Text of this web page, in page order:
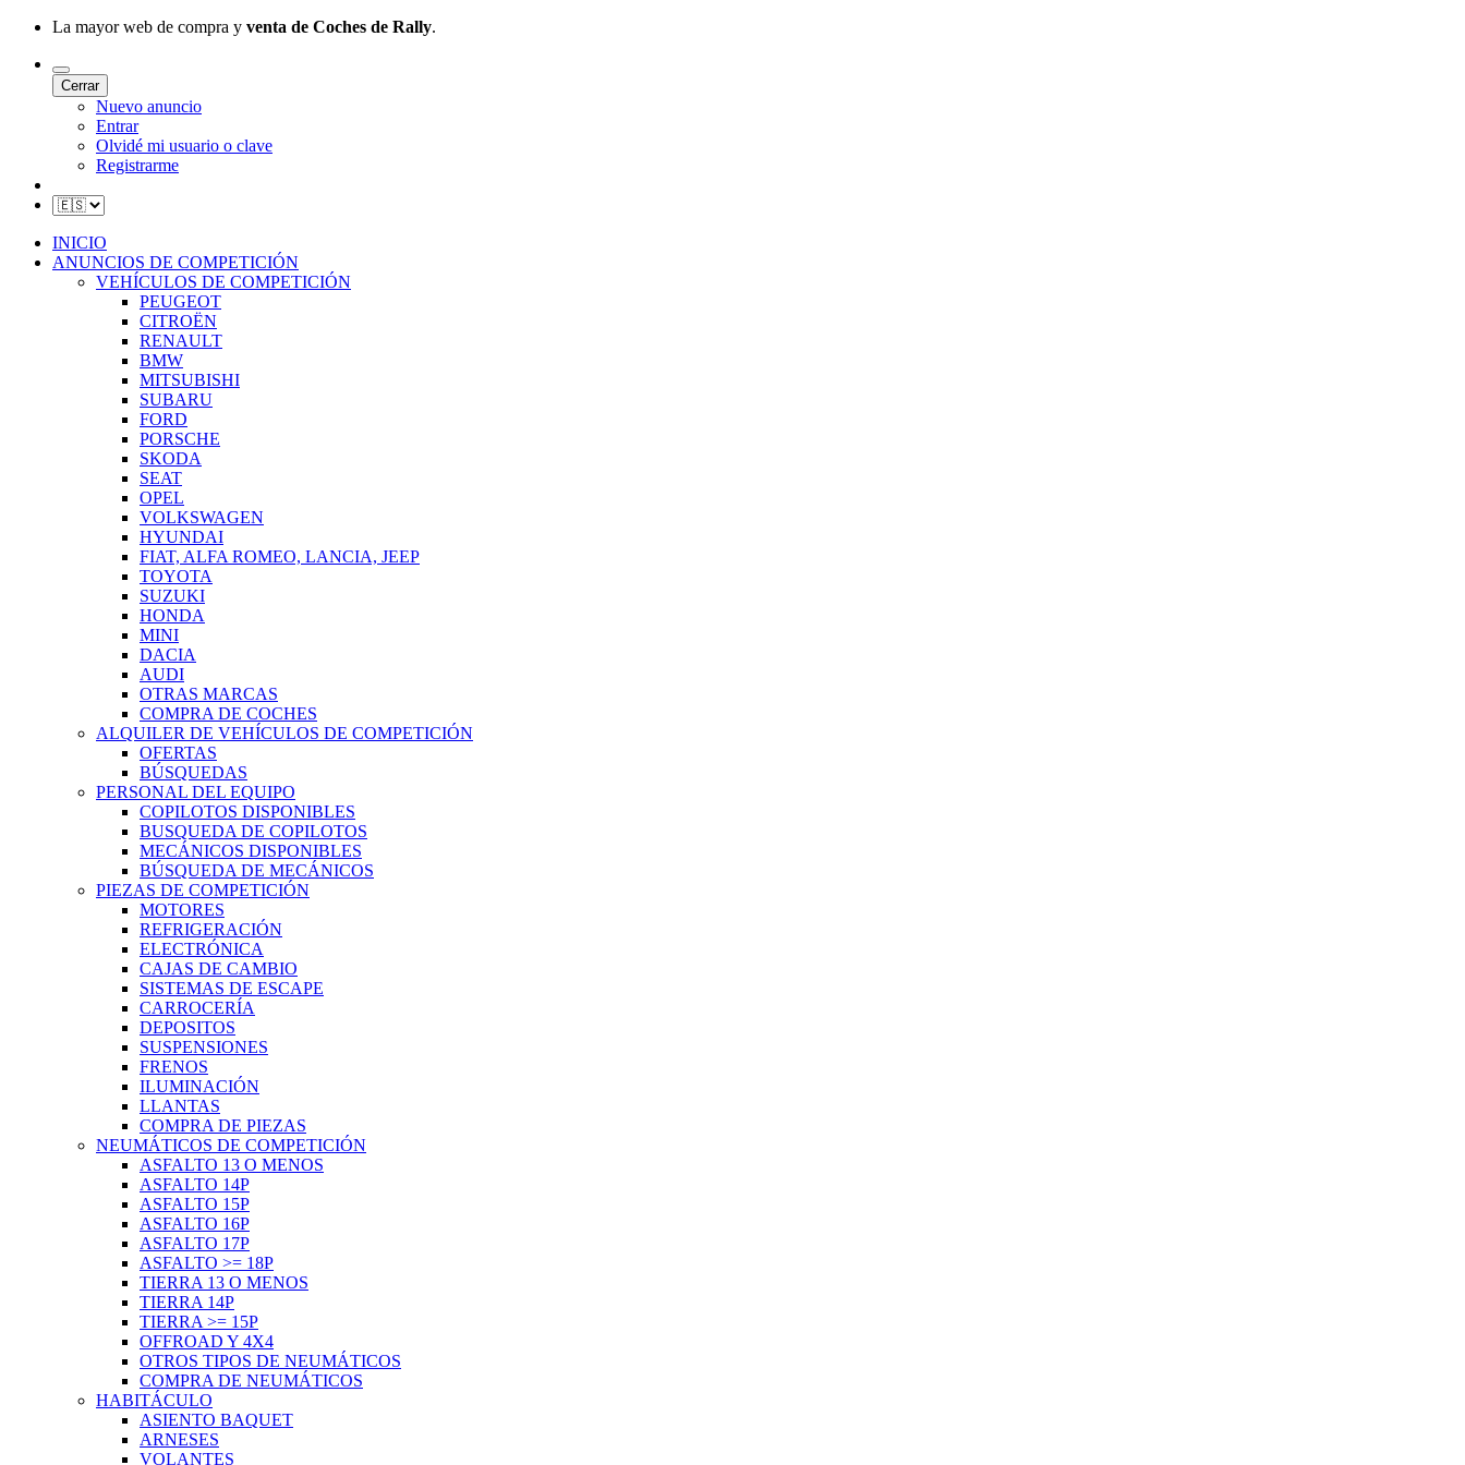
La mayor web de compra y venta de Coches de Rally.
Cerrar
Nuevo anuncio
Entrar
Olvidé mi usuario o clave
Registrarme
INICIO
ANUNCIOS DE COMPETICIÓN
VEHÍCULOS DE COMPETICIÓN
PEUGEOT
CITROËN
RENAULT
BMW
MITSUBISHI
SUBARU
FORD
PORSCHE
SKODA
SEAT
OPEL
VOLKSWAGEN
HYUNDAI
FIAT, ALFA ROMEO, LANCIA, JEEP
TOYOTA
SUZUKI
HONDA
MINI
DACIA
AUDI
OTRAS MARCAS
COMPRA DE COCHES
ALQUILER DE VEHÍCULOS DE COMPETICIÓN
OFERTAS
BÚSQUEDAS
PERSONAL DEL EQUIPO
COPILOTOS DISPONIBLES
BUSQUEDA DE COPILOTOS
MECÁNICOS DISPONIBLES
BÚSQUEDA DE MECÁNICOS
PIEZAS DE COMPETICIÓN
MOTORES
REFRIGERACIÓN
ELECTRÓNICA
CAJAS DE CAMBIO
SISTEMAS DE ESCAPE
CARROCERÍA
DEPOSITOS
SUSPENSIONES
FRENOS
ILUMINACIÓN
LLANTAS
COMPRA DE PIEZAS
NEUMÁTICOS DE COMPETICIÓN
ASFALTO 13 O MENOS
ASFALTO 14P
ASFALTO 15P
ASFALTO 16P
ASFALTO 17P
ASFALTO >= 18P
TIERRA 13 O MENOS
TIERRA 14P
TIERRA >= 15P
OFFROAD Y 4X4
OTROS TIPOS DE NEUMÁTICOS
COMPRA DE NEUMÁTICOS
HABITÁCULO
ASIENTO BAQUET
ARNESES
VOLANTES